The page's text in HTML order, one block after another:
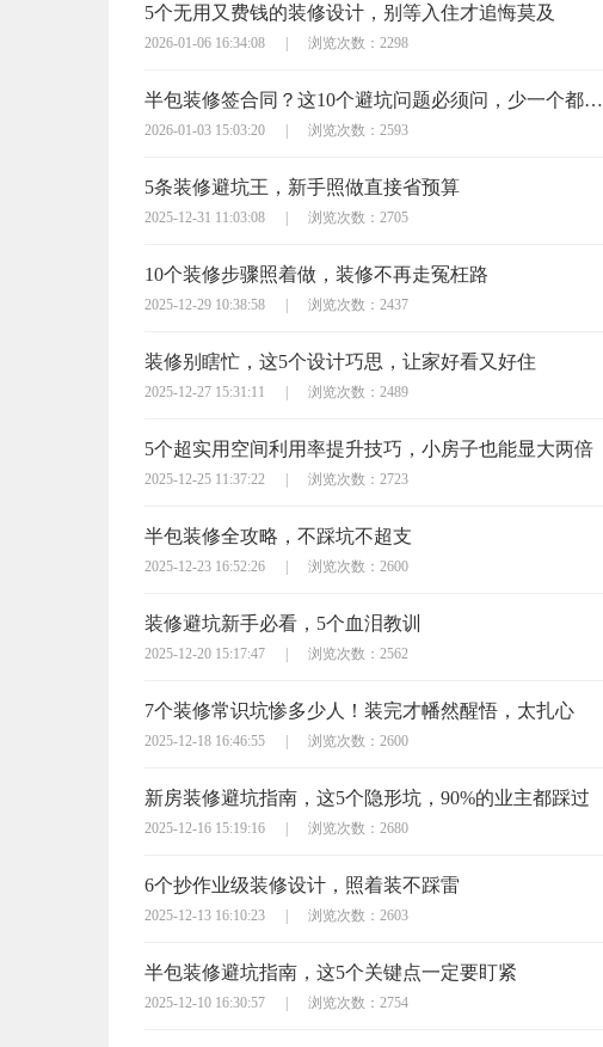
5个无用又费钱的装修设计，别等入住才追悔莫及
2026-01-06 16:34:08 | 浏览次数：2298
半包装修签合同？这10个避坑问题必须问，少一个都可能亏大
2026-01-03 15:03:20 | 浏览次数：2593
5条装修避坑王，新手照做直接省预算
2025-12-31 11:03:08 | 浏览次数：2705
10个装修步骤照着做，装修不再走冤枉路
2025-12-29 10:38:58 | 浏览次数：2437
装修别瞎忙，这5个设计巧思，让家好看又好住
2025-12-27 15:31:11 | 浏览次数：2489
5个超实用空间利用率提升技巧，小房子也能显大两倍
2025-12-25 11:37:22 | 浏览次数：2723
半包装修全攻略，不踩坑不超支
2025-12-23 16:52:26 | 浏览次数：2600
装修避坑新手必看，5个血泪教训
2025-12-20 15:17:47 | 浏览次数：2562
7个装修常识坑惨多少人！装完才幡然醒悟，太扎心
2025-12-18 16:46:55 | 浏览次数：2600
新房装修避坑指南，这5个隐形坑，90%的业主都踩过
2025-12-16 15:19:16 | 浏览次数：2680
6个抄作业级装修设计，照着装不踩雷
2025-12-13 16:10:23 | 浏览次数：2603
半包装修避坑指南，这5个关键点一定要盯紧
2025-12-10 16:30:57 | 浏览次数：2754